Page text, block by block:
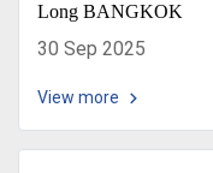
Long BANGKOK
30 Sep 2025
View more